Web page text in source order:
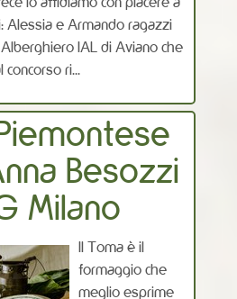
Alessia e Armando ragazzi
IAL di Aviano che
ri...
Besozzi
Milano
Il Toma è il
formaggio che
meglio esprime